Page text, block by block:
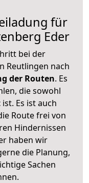
für
Eder
bei der
Reutlingen nach
der Routen. Es
die sowohl
ist. Es ist auch
Route frei von
Hindernissen
haben wir
die Planung,
Sachen